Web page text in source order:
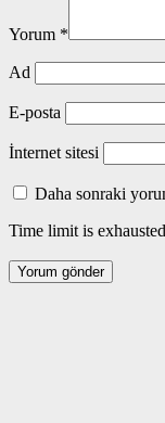
Yorum *
Ad
E-posta
İnternet sitesi
Daha sonraki
Time limit is